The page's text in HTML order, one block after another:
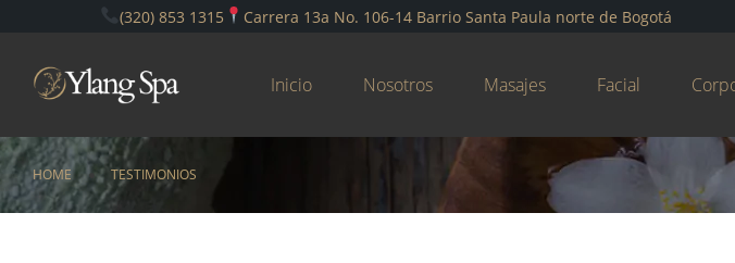
(320) 853 1315 Carrera 13a No. 106-14 Barrio Santa Paula norte de Bogotá
Inicio Nosotros Masajes Facial
HOME TESTIMONIOS